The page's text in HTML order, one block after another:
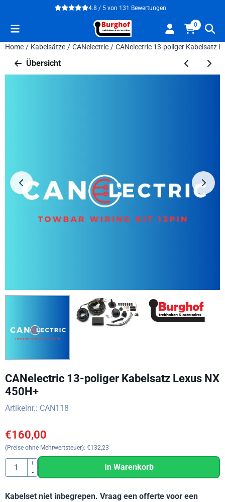
Cookie-Einstellungen verfügbar. Einstellungen wählen oder alle
4.8 / 5 von 131 Bewertungen
0
Home / Kabelsätze / CANelectric / CANelectric 13-poliger Kabelsatz
Übersicht
CANelectric 13-poliger Kabelsatz Lexus NX
450H+
Artikelnr.: CAN118
€160,00
(Preise ohne Mehrwertsteuer): €132,23
Anzahl
+
-
In Warenkorb
Kabelset niet inbegrepen. Vraag een offerte voor een